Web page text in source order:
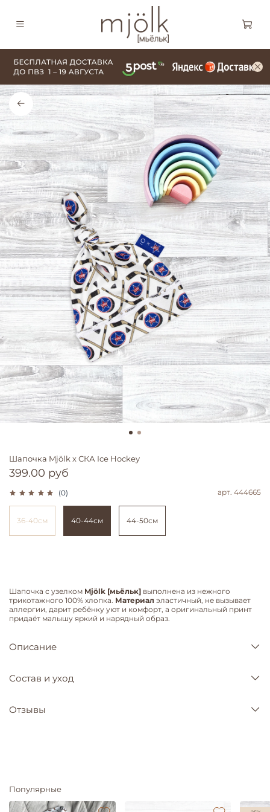
(0) арт. 444665
Шапочка Mjölk х СКА Ice Hockey
399.00 руб
36-40см 40-44см 44-50см
Шапочка с узелком Mjölk [мьёльк] выполнена из нежного
трикотажного 100% хлопка. Материал эластичный, не вызывает
аллергии, дарит ребёнку уют и комфорт, а оригинальный принт
придаёт малышу яркий и нарядный образ.
Описание
Состав и уход
Отзывы
Популярные